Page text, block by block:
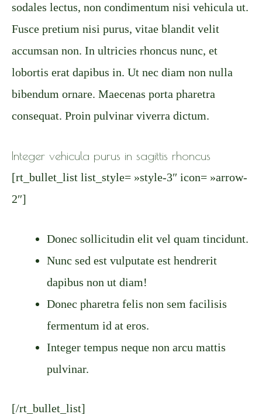
sodales lectus, non condimentum nisi vehicula ut.
Fusce pretium nisi purus, vitae blandit velit
accumsan non. In ultricies rhoncus nunc, et
lobortis erat dapibus in. Ut nec diam non nulla
bibendum ornare. Maecenas porta pharetra
consequat. Proin pulvinar viverra dictum.
Integer vehicula purus in sagittis rhoncus
[rt_bullet_list list_style= »style-3″ icon= »arrow-
2″]
Donec sollicitudin elit vel quam tincidunt.
Nunc sed est vulputate est hendrerit
dapibus non ut diam!
Donec pharetra felis non sem facilisis
fermentum id at eros.
Integer tempus neque non arcu mattis
pulvinar.
[/rt_bullet_list]